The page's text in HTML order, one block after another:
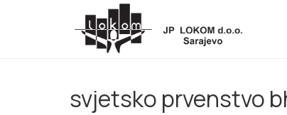
svjetsko prvenstvo